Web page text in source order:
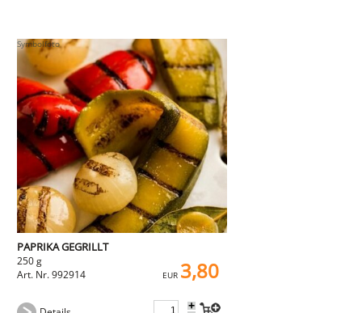
PAPRIKA GEGRILLT
250 g
Art. Nr. 992914
EUR 3,80
+